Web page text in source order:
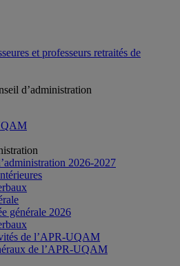
et professeurs retraités de
d’administration
2026-2027
générale 2026
de l’APR-UQAM
de l’APR-UQAM